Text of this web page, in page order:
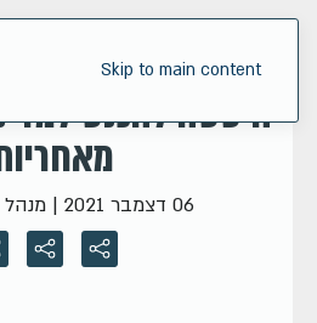
Skip to main content
נשיא הבנק
היססה להכנס
06 דצמבר 2021 |